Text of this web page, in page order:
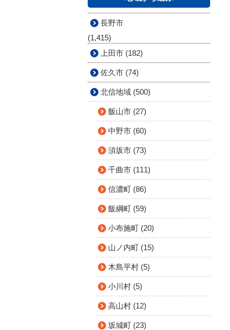
長野市
(1,415)
上田市 (182)
佐久市 (74)
北信地域 (500)
飯山市 (27)
中野市 (60)
須坂市 (73)
千曲市 (111)
信濃町 (86)
飯綱町 (59)
小布施町 (20)
山ノ内町 (15)
木島平村 (5)
小川村 (5)
高山村 (12)
坂城町 (23)